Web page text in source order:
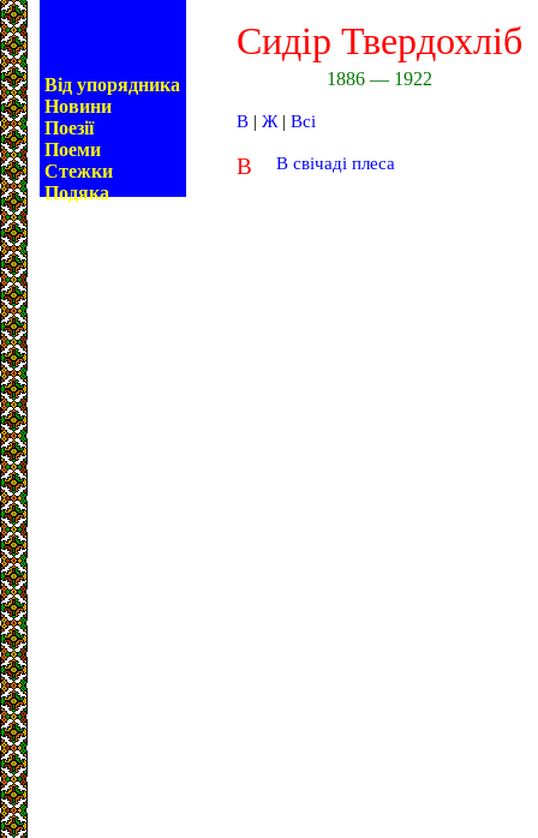
Від упорядника
Новини
Поезії
Поеми
Стежки
Подяка
Сидір Твердохліб
1886 — 1922
В | Ж | Всі
В В свічаді плеса